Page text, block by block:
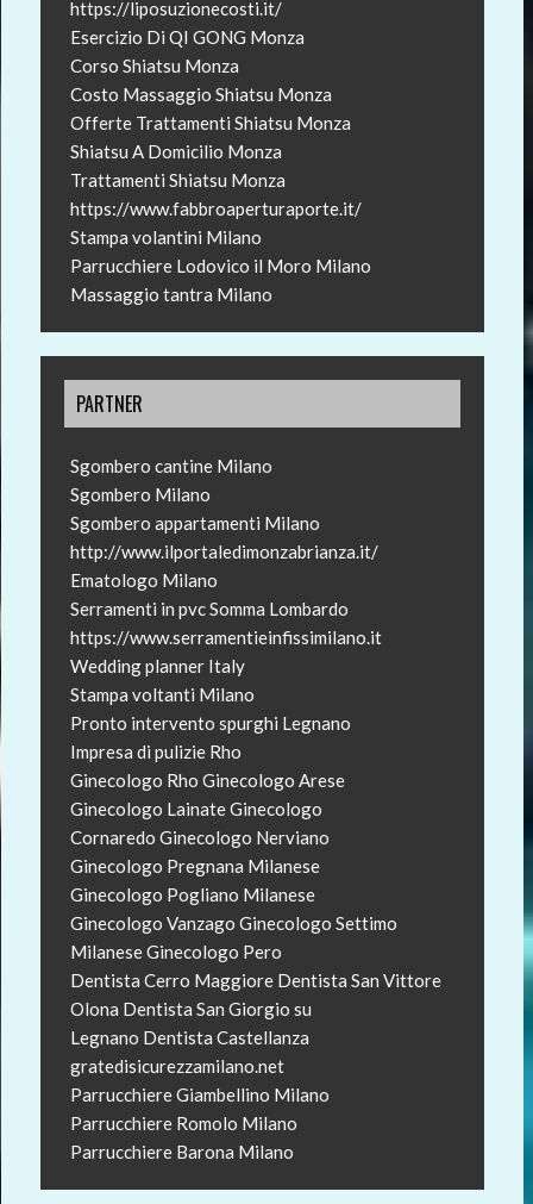
https://liposuzionecosti.it/
Esercizio Di QI GONG Monza
Corso Shiatsu Monza
Costo Massaggio Shiatsu Monza
Offerte Trattamenti Shiatsu Monza
Shiatsu A Domicilio Monza
Trattamenti Shiatsu Monza
https://www.fabbroaperturaporte.it/
Stampa volantini Milano
Parrucchiere Lodovico il Moro Milano
Massaggio tantra Milano
PARTNER
Sgombero cantine Milano
Sgombero Milano
Sgombero appartamenti Milano
http://www.ilportaledimonzabrianza.it/
Ematologo Milano
Serramenti in pvc Somma Lombardo
https://www.serramentieinfissimilano.it
Wedding planner Italy
Stampa voltanti Milano
Pronto intervento spurghi Legnano
Impresa di pulizie Rho
Ginecologo Rho Ginecologo Arese
Ginecologo LainateGinecologo
Cornaredo Ginecologo Nerviano
Ginecologo Pregnana Milanese
Ginecologo Pogliano Milanese
Ginecologo Vanzago Ginecologo Settimo
MilaneseGinecologo Pero
Dentista Cerro Maggiore Dentista San Vittore
Olona Dentista San Giorgio su
Legnano Dentista Castellanza
gratedisicurezzamilano.net
Parrucchiere Giambellino Milano
Parrucchiere Romolo Milano
Parrucchiere Barona Milano